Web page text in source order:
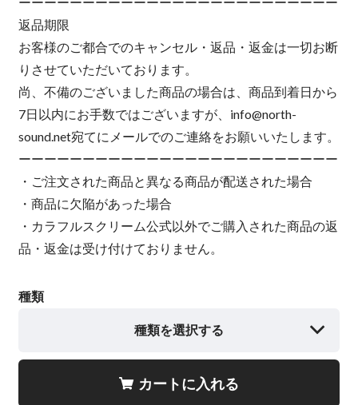
返品期限
お客様のご都合でのキャンセル・返品・返金は一切お断
りさせていただいております。
尚、不備のございました商品の場合は、商品到着日から
7日以内にお手数ではございますが、 info@north-
sound.net宛てにメールでのご連絡をお願いいたします。
ーーーーーーーーーーーーーーーーーーーーーーーーー
・ご注文された商品と異なる商品が配送された場合
・商品に欠陥があった場合
・カラフルスクリーム公式以外でご購入された商品の返
品・返金は受け付けておりません。
種類
種類を選択する
カートに入れる